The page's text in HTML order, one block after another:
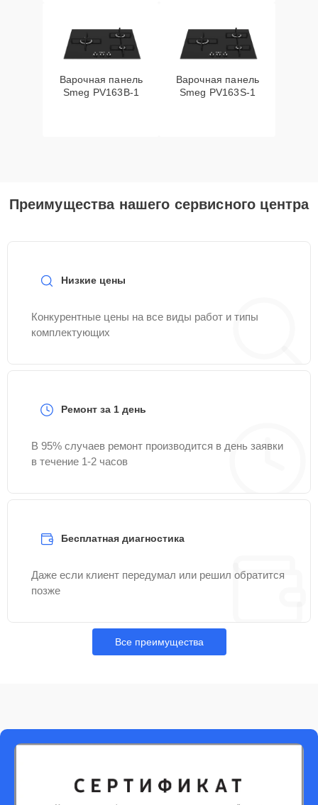
Варочная панель
Smeg PV163B-1
Варочная панель
Smeg PV163S-1
Преимущества нашего сервисного центра
Низкие цены
Конкурентные цены на все виды работ и типы
комплектующих
Ремонт за 1 день
В 95% случаев ремонт производится в день заявки
в течение 1-2 часов
Бесплатная диагностика
Даже если клиент передумал или решил обратится
позже
Все преимущества